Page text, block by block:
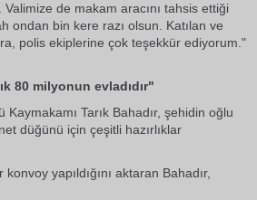
Valimize de makam aracını tahsis ettiği
ondan bin kere razı olsun. Katılan ve
polis ekiplerine çok teşekkür ediyorum."
80 milyonun evladıdır"
Kaymakamı Tarık Bahadır, şehidin oğlu
düğünü için çeşitli hazırlıklar
yapıldığını aktaran Bahadır,